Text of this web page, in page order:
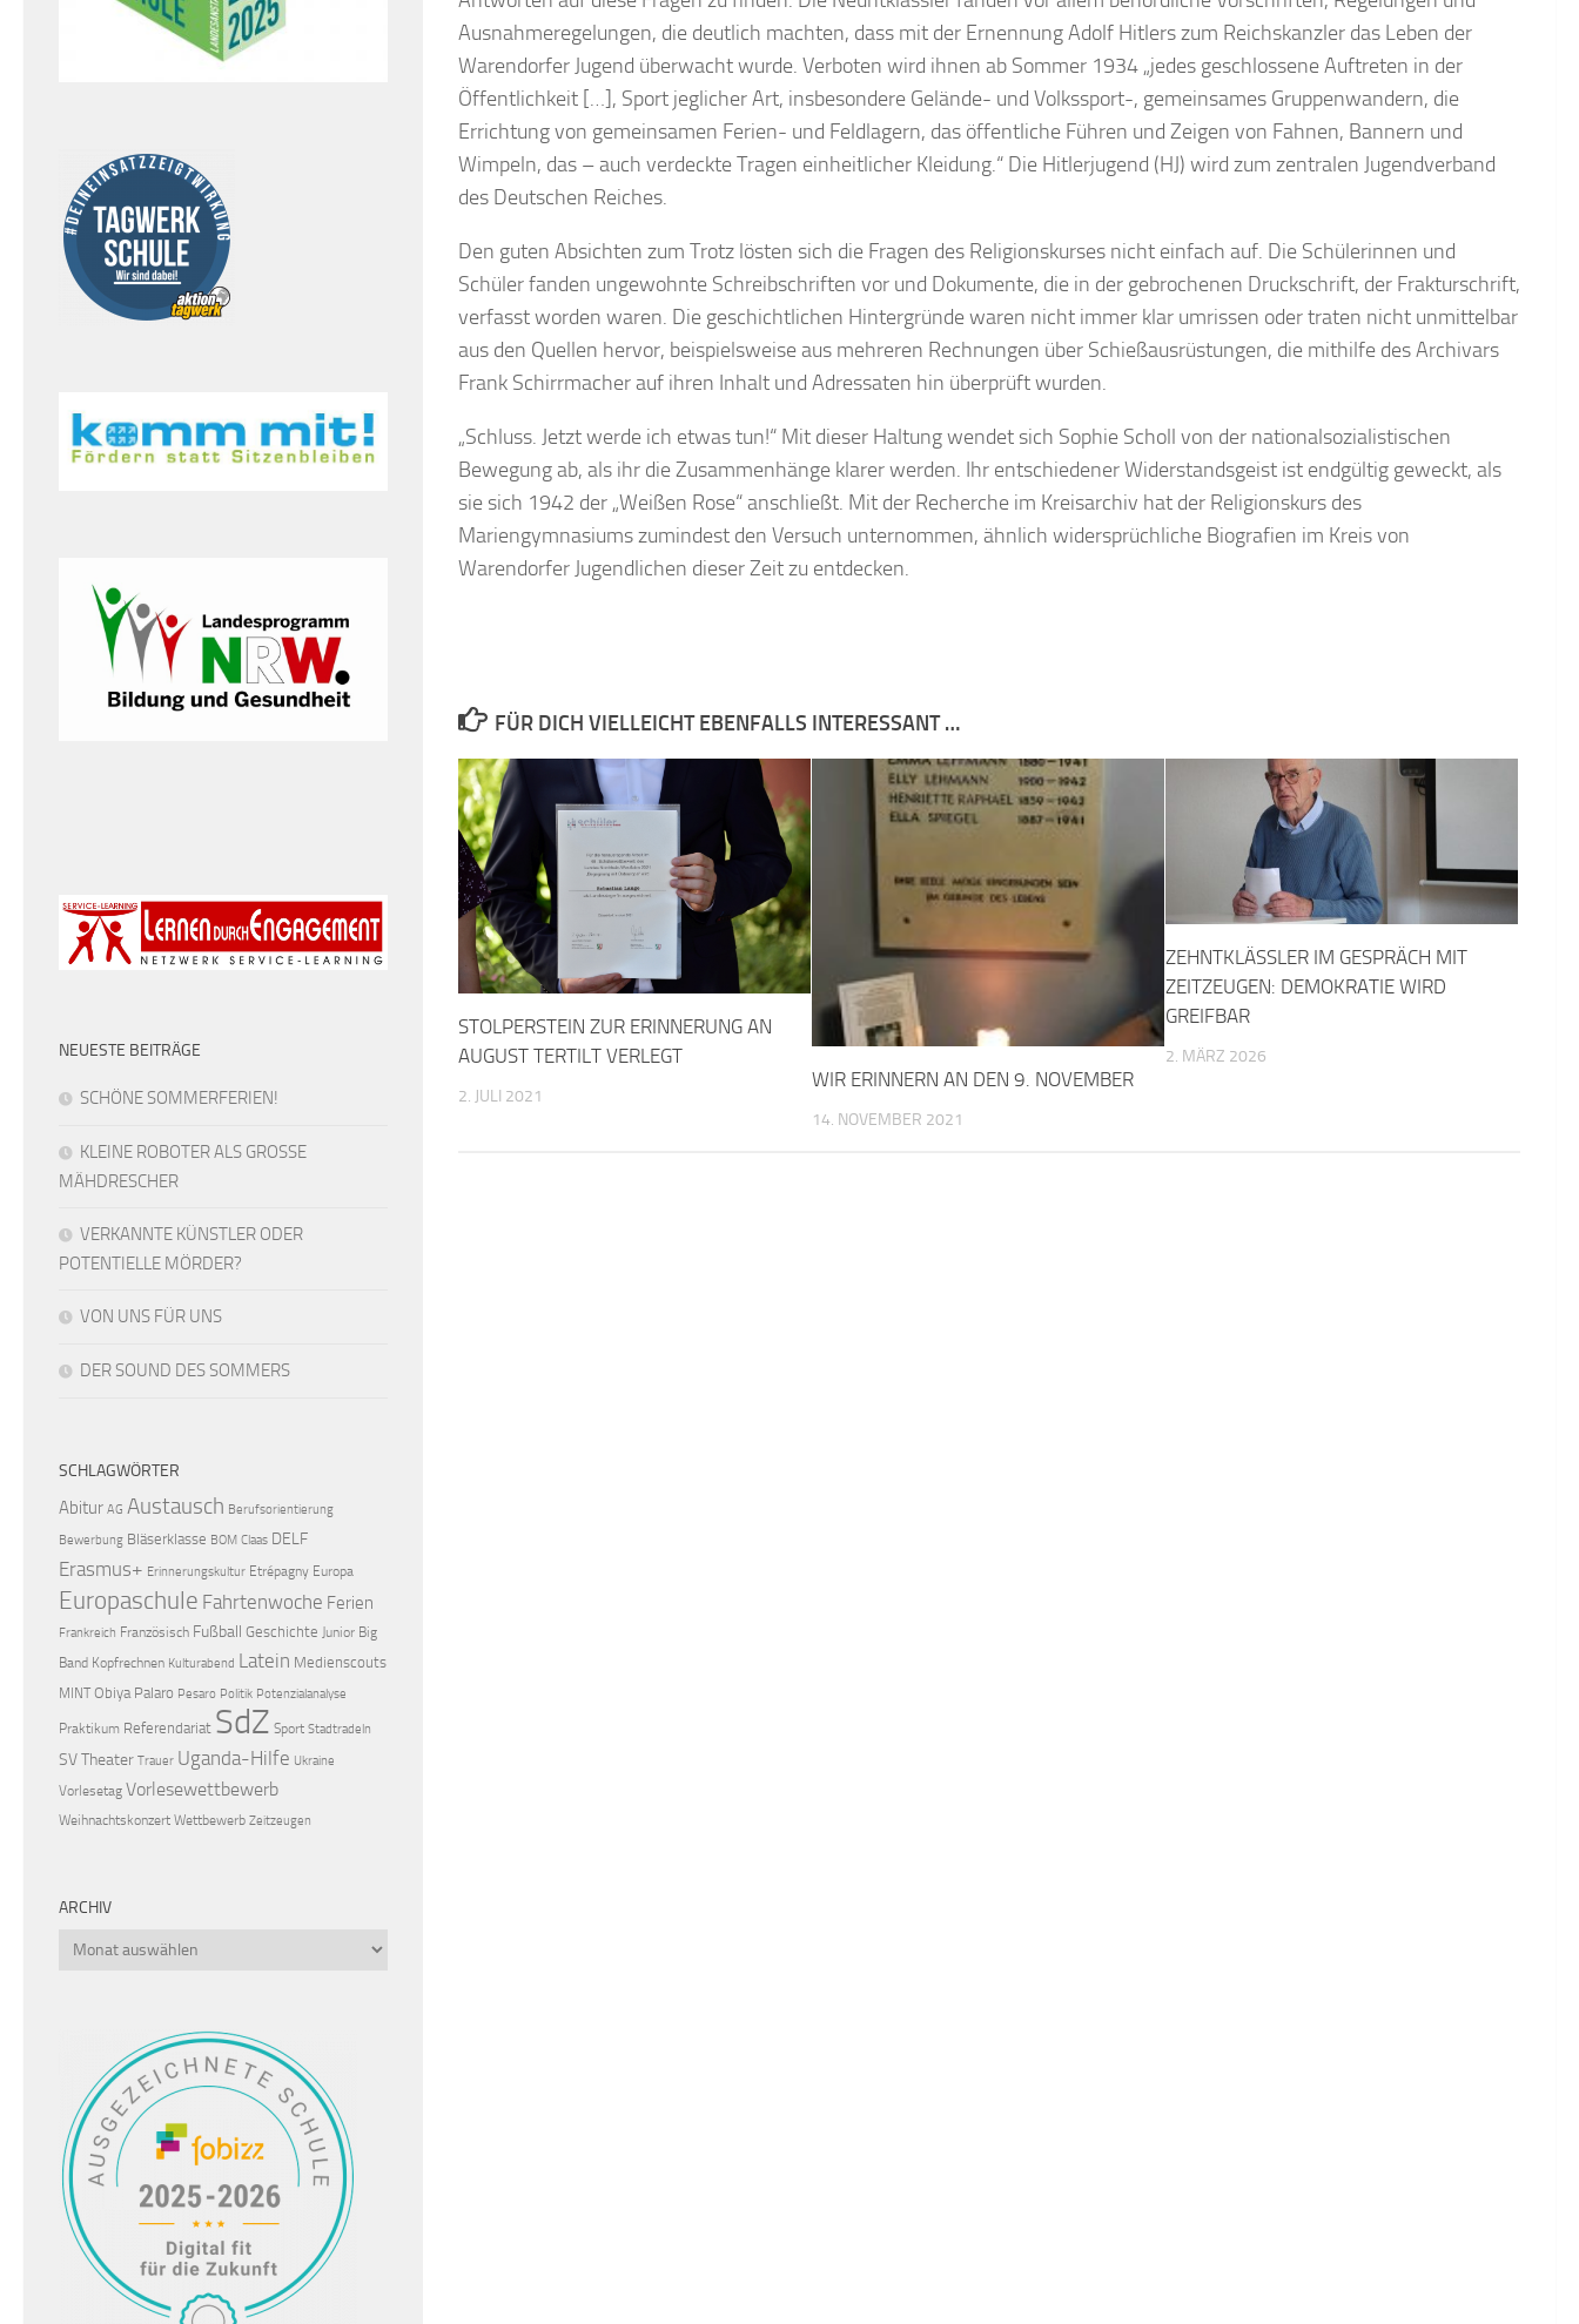
Ausnahmeregelungen, die deutlich machten, dass mit der Ernennung Adolf Hitlers zum Reichskanzler das Leben der
Warendorfer Jugend überwacht wurde. Verboten wird ihnen ab Sommer 1934 „jedes geschlossene Auftreten in der
Öffentlichkeit […], Sport jeglicher Art, insbesondere Gelände- und Volkssport-, gemeinsames Gruppenwandern, die
Errichtung von gemeinsamen Ferien- und Feldlagern, das öffentliche Führen und Zeigen von Fahnen, Bannern und
Wimpeln, das – auch verdeckte Tragen einheitlicher Kleidung.“ Die Hitlerjugend (HJ) wird zum zentralen Jugendverband
des Deutschen Reiches.
Den guten Absichten zum Trotz lösten sich die Fragen des Religionskurses nicht einfach auf. Die Schülerinnen und
Schüler fanden ungewohnte Schreibschriften vor und Dokumente, die in der gebrochenen Druckschrift, der Frakturschrift,
verfasst worden waren. Die geschichtlichen Hintergründe waren nicht immer klar umrissen oder traten nicht unmittelbar
aus den Quellen hervor, beispielsweise aus mehreren Rechnungen über Schießausrüstungen, die mithilfe des Archivars
Frank Schirrmacher auf ihren Inhalt und Adressaten hin überprüft wurden.
„Schluss. Jetzt werde ich etwas tun!“ Mit dieser Haltung wendet sich Sophie Scholl von der nationalsozialistischen
Bewegung ab, als ihr die Zusammenhänge klarer werden. Ihr entschiedener Widerstandsgeist ist endgültig geweckt, als
sie sich 1942 der „Weißen Rose“ anschließt. Mit der Recherche im Kreisarchiv hat der Religionskurs des
Mariengymnasiums zumindest den Versuch unternommen, ähnlich widersprüchliche Biografien im Kreis von
Warendorfer Jugendlichen dieser Zeit zu entdecken.
FÜR DICH VIELLEICHT EBENFALLS INTERESSANT …
STOLPERSTEIN ZUR ERINNERUNG AN
AUGUST TERTILT VERLEGT
2. JULI 2021
WIR ERINNERN AN DEN 9. NOVEMBER
14. NOVEMBER 2021
ZEHNTKLÄSSLER IM GESPRÄCH MIT
ZEITZEUGEN: DEMOKRATIE WIRD
GREIFBAR
2. MÄRZ 2026
NEUESTE BEITRÄGE
SCHÖNE SOMMERFERIEN!
KLEINE ROBOTER ALS GROSSE
MÄHDRESCHER
VERKANNTE KÜNSTLER ODER
POTENTIELLE MÖRDER?
VON UNS FÜR UNS
DER SOUND DES SOMMERS
SCHLAGWÖRTER
Abitur AG Austausch Berufsorientierung
Bewerbung Bläserklasse BOM Claas DELF
Erasmus+ Erinnerungskultur Etrépagny Europa
Europaschule Fahrtenwoche Ferien
Frankreich Französisch Fußball Geschichte Junior Big
Band Kopfrechnen Kulturabend Latein Medienscouts
MINT Obiya Palaro Pesaro Politik Potenzialanalyse
Praktikum Referendariat SdZ Sport Stadtradeln
SVTheater Trauer Uganda-Hilfe Ukraine
Vorlesetag Vorlesewettbewerb
Weihnachtskonzert Wettbewerb Zeitzeugen
ARCHIV